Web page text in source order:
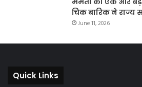
चिक बारिक ने राज्य
June 11, 2026
Quick Links